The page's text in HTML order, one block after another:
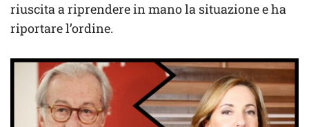
riuscita a riprendere in mano la situazione e ha
riportare l’ordine.